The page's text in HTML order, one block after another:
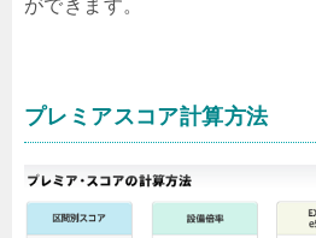
ができます。
プレミアスコア計算方法